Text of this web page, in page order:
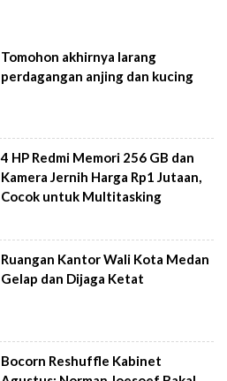
Tomohon akhirnya larang
perdagangan anjing dan kucing
4 HP Redmi Memori 256 GB dan
Kamera Jernih Harga Rp1 Jutaan,
Cocok untuk Multitasking
Ruangan Kantor Wali Kota Medan
Gelap dan Dijaga Ketat
Bocorn Reshuffle Kabinet